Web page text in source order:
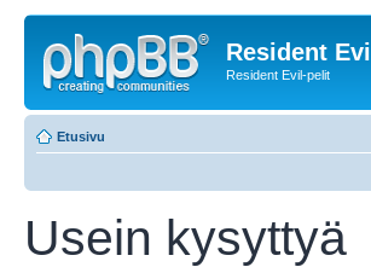
Resident
Resident Evil-pelit
Etusivu
Usein kysyttyä